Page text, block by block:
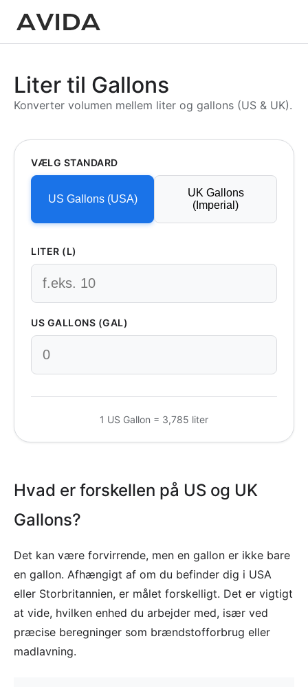
Liter til Gallons
Konverter volumen mellem liter og gallons (US & UK).
VÆLG STANDARD
US Gallons (USA)
UK Gallons
(Imperial)
LITER (L)
US GALLONS (GAL)
1 US Gallon = 3,785 liter
Hvad er forskellen på US og UK
Gallons?
Det kan være forvirrende, men en gallon er ikke bare
en gallon. Afhængigt af om du befinder dig i USA
eller Storbritannien, er målet forskelligt. Det er vigtigt
at vide, hvilken enhed du arbejder med, især ved
præcise beregninger som brændstofforbrug eller
madlavning.